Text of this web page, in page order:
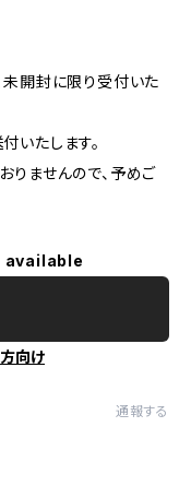
未開封に限り受付いた
いたします。
ませんので、予めご
向け
通報する